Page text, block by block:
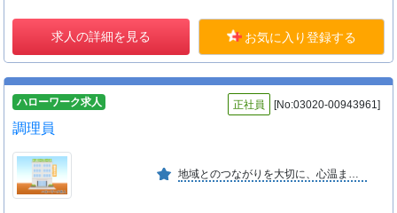
求人の詳細を見る お気に入り登録する
ハローワーク求人 正社員 [No:03020-00943961]
調理員